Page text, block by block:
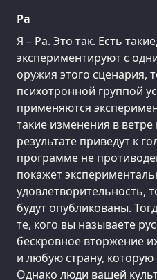
Ра
Я – Ра. Это так. Есть
экспериментируют с
оружия этого сценария,
психотронной группой
применяются
такие изменения в
результате приведут к
программе не
покажет
удовлетворительность,
будут опубликованы.
те, кого вы называете
бескровное вторжение
и любую страну,
Однако люди вашей